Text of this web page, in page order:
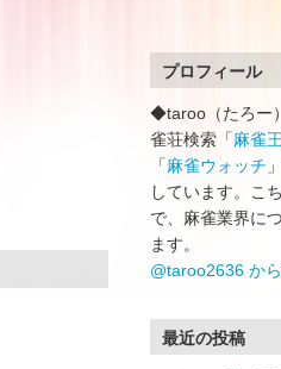
プロフィール
◆taroo（たろー）
雀荘検索「麻雀
「麻雀ウォッチ
しています。こ
で、麻雀業界に
ます。
@taroo2636 か
最近の投稿